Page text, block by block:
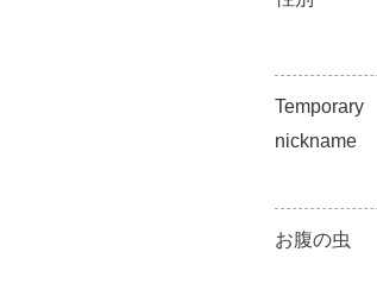
Temporary
nickname
​お腹の虫